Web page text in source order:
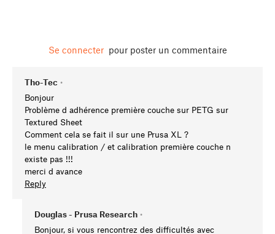
Se connecter pour poster un commentaire
Tho-Tec •
Bonjour
Problème d adhérence première couche sur PETG sur
Textured Sheet
Comment cela se fait il sur une Prusa XL ?
le menu calibration / et calibration première couche n
existe pas !!!
merci d avance
Reply
Douglas - Prusa Research •
Bonjour, si vous rencontrez des difficultés avec